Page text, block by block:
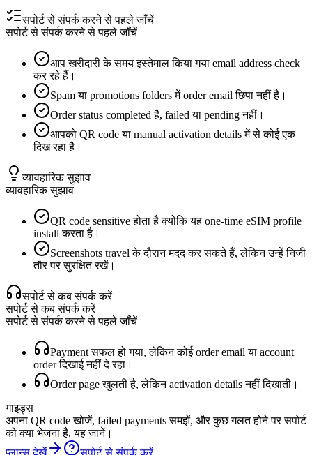
सपोर्ट से संपर्क करने से पहले जाँचें
सपोर्ट से संपर्क करने से पहले जाँचें
आप खरीदारी के समय इस्तेमाल किया गया email address check
कर रहे हैं।
Spam या promotions folders में order email छिपा नहीं है।
Order status completed है, failed या pending नहीं।
आपको QR code या manual activation details में से कोई एक
दिख रहा है।
व्यावहारिक सुझाव
व्यावहारिक सुझाव
QR code sensitive होता है क्योंकि यह one-time eSIM profile
install करता है।
Screenshots travel के दौरान मदद कर सकते हैं, लेकिन उन्हें निजी
तौर पर सुरक्षित रखें।
सपोर्ट से कब संपर्क करें
सपोर्ट से कब संपर्क करें
सपोर्ट से संपर्क करने से पहले जाँचें
Payment सफल हो गया, लेकिन कोई order email या account
order दिखाई नहीं दे रहा।
Order page खुलती है, लेकिन activation details नहीं दिखाती।
गाइड्स
अपना QR code खोजें, failed payments समझें, और कुछ गलत होने पर सपोर्ट
को क्या भेजना है, यह जानें।
प्लान्स देखें
सपोर्ट से संपर्क करें